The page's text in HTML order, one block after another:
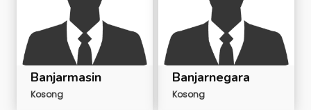
Banjarmasin
Kosong
Banjarnegara
Kosong